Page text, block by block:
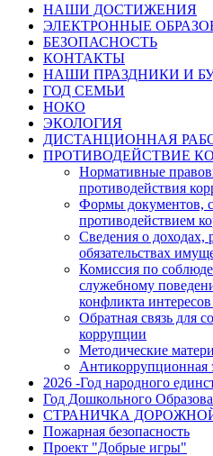
НАШИ ДОСТИЖЕНИЯ
ЭЛЕКТРОННЫЕ
БЕЗОПАСНОСТЬ
КОНТАКТЫ
НАШИ ПРАЗДНИКИ И
ГОД СЕМЬИ
НОКО
ЭКОЛОГИЯ
ДИСТАНЦИОННАЯ
ПРОТИВОДЕЙСТВИЕ
Нормативные
противодействия
Формы документов,
противодействием
Сведения о доходах,
обязательствах
Комиссия по
служебному
конфликта
Обратная связь для
коррупции
Методические
Антикоррупционная
2026 -Год народного
Год Дошкольного
СТРАНИЧКА
Пожарная безопасность
Проект "Добрые игры"